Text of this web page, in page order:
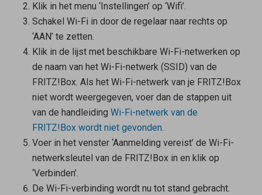
Klik in het menu ‘Instellingen’ op ‘Wifi’.
Schakel Wi-Fi in door de regelaar naar rechts op
‘AAN’ te zetten.
Klik in de lijst met beschikbare Wi-Fi-netwerken op
de naam van het Wi-Fi-netwerk (SSID) van de
FRITZ!Box. Als het Wi-Fi-netwerk van je FRITZ!Box
niet wordt weergegeven, voer dan de stappen uit
van de handleiding Wi-Fi-netwerk van de
FRITZ!Box wordt niet gevonden.
Voer in het venster ‘Aanmelding vereist’ de Wi-Fi-
netwerksleutel van de FRITZ!Box in en klik op
‘Verbinden’.
De Wi-Fi-verbinding wordt nu tot stand gebracht.